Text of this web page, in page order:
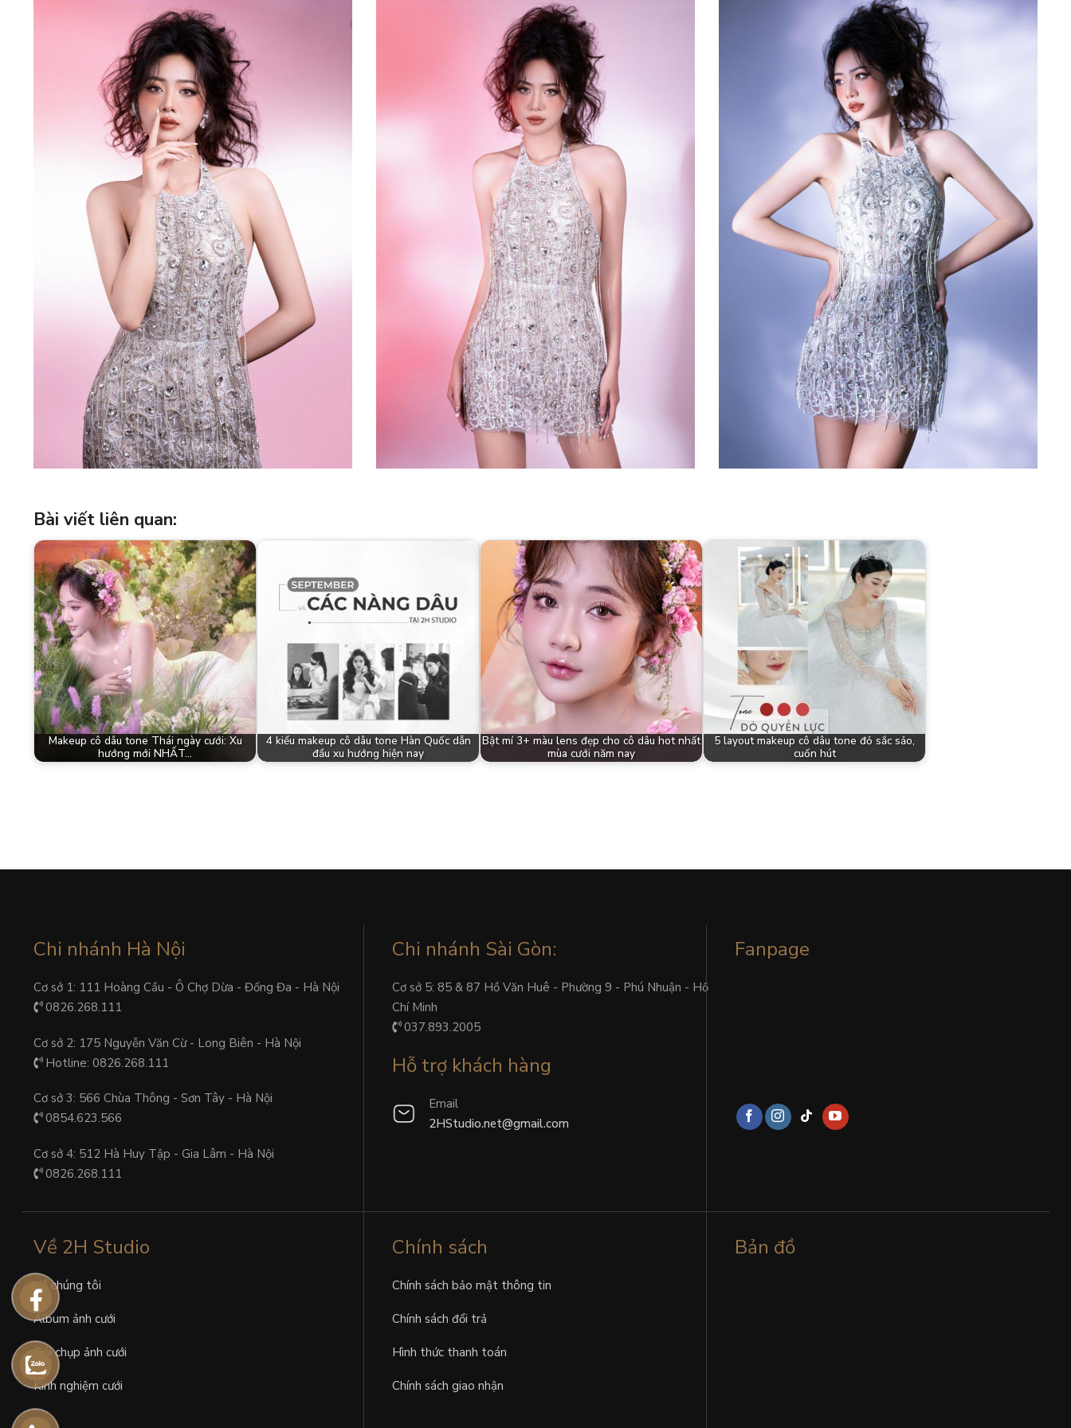
Bài viết liên quan:
Makeup cô dâu tone Thái ngày cưới: Xu
hướng mới NHẤT…
4 kiểu makeup cô dâu tone Hàn Quốc dẫn
đầu xu hướng hiện nay
Bật mí 3+ màu lens đẹp cho cô dâu hot nhất
mùa cưới năm nay
5 layout makeup cô dâu tone đỏ sắc sảo,
cuốn hút
Chi nhánh Hà Nội
Cơ sở 1: 111 Hoàng Cầu - Ô Chợ Dừa - Đống Đa - Hà Nội
0826.268.111
Cơ sở 2: 175 Nguyễn Văn Cừ - Long Biên - Hà Nội
Hotline: 0826.268.111
Cơ sở 3: 566 Chùa Thông - Sơn Tây - Hà Nội
0854.623.566
Cơ sở 4: 512 Hà Huy Tập - Gia Lâm - Hà Nội
0826.268.111
Chi nhánh Sài Gòn:
Cơ sở 5: 85 & 87 Hồ Văn Huê - Phường 9 - Phú Nhuận - Hồ
Chí Minh
037.893.2005
Hỗ trợ khách hàng
Email
2HStudio.net@gmail.com
Fanpage
Về 2H Studio
Về chúng tôi
Album ảnh cưới
Gói chụp ảnh cưới
Kinh nghiệm cưới
Chính sách
Chính sách bảo mật thông tin
Chính sách đổi trả
Hình thức thanh toán
Chính sách giao nhận
Bản đồ